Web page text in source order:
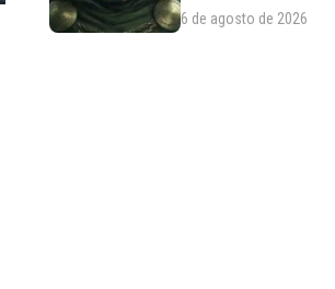
MARVEL
6 de agosto de 2026